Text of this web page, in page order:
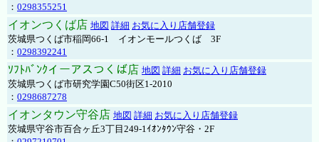
： 0298355251
イオンつくば店 地図 詳細 お気に入り店舗登録
茨城県つくば市稲岡66-1 イオンモールつくば 3F
： 0298392241
ｿﾌﾄﾊﾞﾝｸイーアスつくば店 地図 詳細 お気に入り店舗登録
茨城県つくば市研究学園C50街区1-2010
： 0298687278
イオンタウン守谷店 地図 詳細 お気に入り店舗登録
茨城県守谷市百合ヶ丘3丁目249-1ｲｵﾝﾀｳﾝ守谷・2F